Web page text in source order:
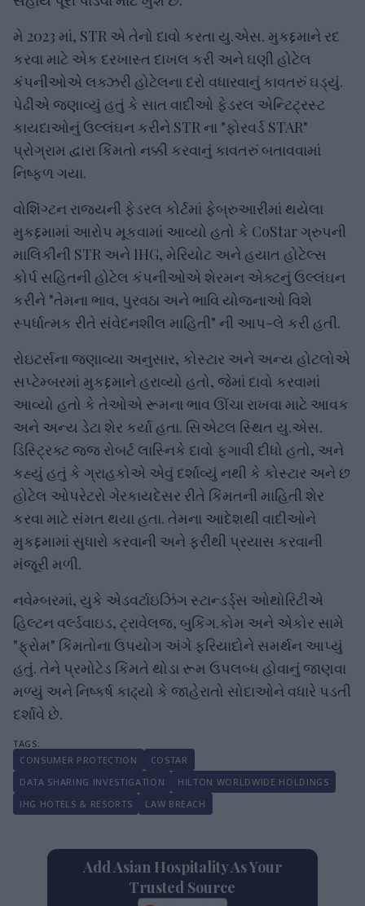
મે 2023 માં, STR એ તેનો દાવો કરતા યુ.એસ. મુકદ્દમાને રદ
કરવા માટે એક દરખાસ્ત દાખલ કરી અને ઘણી હોટેલ
કંપનીઓએ લક્ઝરી હોટેલના દરો વધારવાનું કાવતરું ઘડ્યું.
પેઢીએ જણાવ્યું હતું કે સાત વાદીઓ ફેડરલ એન્ટિટ્રસ્ટ
કાયદાઓનું ઉલ્લંઘન કરીને STR ના "ફોરવર્ડ STAR"
પ્રોગ્રામ દ્વારા કિંમતો નક્કી કરવાનું કાવતરું બતાવવામાં
નિષ્ફળ ગયા.
વોશિંગ્ટન રાજ્યની ફેડરલ કોર્ટમાં ફેબ્રુઆરીમાં થયેલા
મુકદ્દમામાં આરોપ મૂકવામાં આવ્યો હતો કે CoStar ગ્રુપની
માલિકીની STR અને IHG, મેરિયોટ અને હયાત હોટેલ્સ
કોર્પ સહિતની હોટેલ કંપનીઓએ શેરમન એક્ટનું ઉલ્લંઘન
કરીને "તેમના ભાવ, પુરવઠા અને ભાવિ યોજનાઓ વિશે
સ્પર્ધાત્મક રીતે સંવેદનશીલ માહિતી" ની આપ-લે કરી હતી.
રોઇટર્સના જણાવ્યા અનુસાર, કોસ્ટાર અને અન્ય હોટલોએ
સપ્ટેમ્બરમાં મુકદ્દમાને હરાવ્યો હતો, જેમાં દાવો કરવામાં
આવ્યો હતો કે તેઓએ રૂમના ભાવ ઊંચા રાખવા માટે આવક
અને અન્ય ડેટા શેર કર્યા હતા. સિએટલ સ્થિત યુ.એસ.
ડિસ્ટ્રિક્ટ જજ રોબર્ટ લાસ્નિકે દાવો ફગાવી દીધો હતો, અને
કહ્યું હતું કે ગ્રાહકોએ એવું દર્શાવ્યું નથી કે કોસ્ટાર અને છ
હોટેલ ઓપરેટરો ગેરકાયદેસર રીતે કિંમતની માહિતી શેર
કરવા માટે સંમત થયા હતા. તેમના આદેશથી વાદીઓને
મુકદ્દમામાં સુધારો કરવાની અને ફરીથી પ્રયાસ કરવાની
મંજૂરી મળી.
નવેમ્બરમાં, યુકે એડવર્ટાઇઝિંગ સ્ટાન્ડર્ડ્સ ઓથોરિટીએ
હિલ્ટન વર્લ્ડવાઇડ, ટ્રાવેલજ, બુકિંગ.કોમ અને એકોર સામે
"ફ્રોમ" કિંમતોના ઉપયોગ અંગે ફરિયાદોને સમર્થન આપ્યું
હતું. તેને પ્રમોટેડ કિંમતે થોડા રૂમ ઉપલબ્ધ હોવાનું જાણવા
મળ્યું અને નિષ્કર્ષ કાઢ્યો કે જાહેરાતો સોદાઓને વધારે પડતી
દર્શાવે છે.
CONSUMER PROTECTION
COSTAR
DATA SHARING INVESTIGATION
HILTON WORLDWIDE HOLDINGS
IHG HOTELS & RESORTS
LAW BREACH
Add Asian Hospitality As Your
Trusted Source